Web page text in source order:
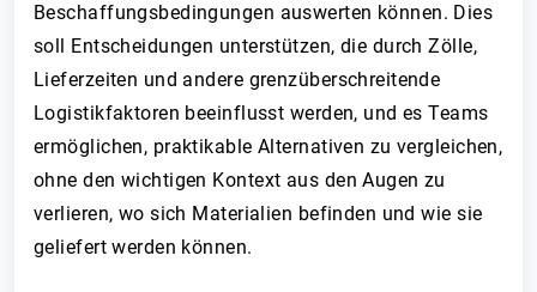
Beschaffungsbedingungen auswerten können. Dies
soll Entscheidungen unterstützen, die durch Zölle,
Lieferzeiten und andere grenzüberschreitende
Logistikfaktoren beeinflusst werden, und es Teams
ermöglichen, praktikable Alternativen zu vergleichen,
ohne den wichtigen Kontext aus den Augen zu
verlieren, wo sich Materialien befinden und wie sie
geliefert werden können.